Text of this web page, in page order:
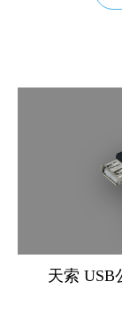
天索 USB